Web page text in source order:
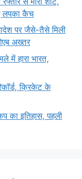
लपका कैच
पर जैसे-तैसे मिली
अख्तर
में हारा भारत,
क्रिकेट के
का इतिहास, पहली